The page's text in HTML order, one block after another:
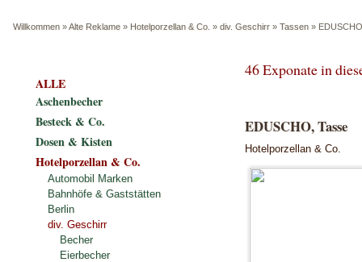
Willkommen »Alte Reklame » Hotelporzellan & Co. » div. Geschirr » Tassen »
46 Exponate in
EDUSCHO, Tasse
Hotelporzellan & Co.
ALLE
Aschenbecher
Besteck & Co.
Dosen & Kisten
Hotelporzellan & Co.
Automobil Marken
Bahnhöfe & Gaststätten
Berlin
div. Geschirr
Becher
Eierbecher